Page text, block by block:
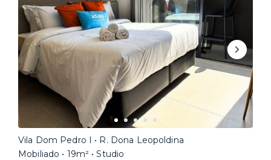
Vila Dom Pedro I • R. Dona Leopoldina
Mobiliado • 19m² • Studio